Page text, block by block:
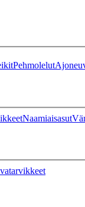
Pehmolelut
Naamiaisasut